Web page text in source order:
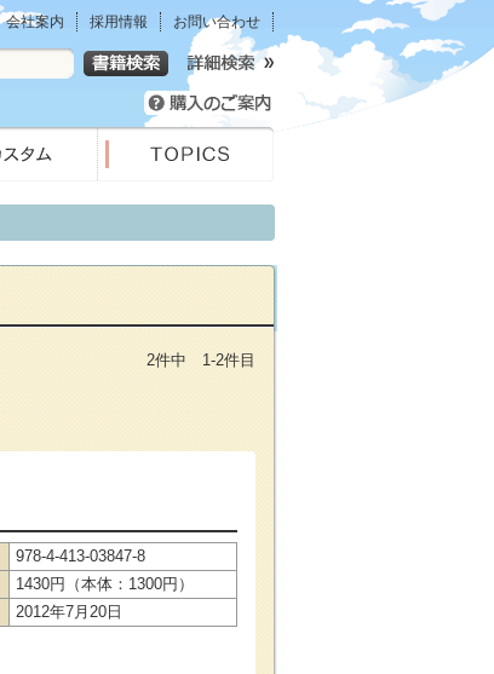
会社案内 採用情報 お問い合わせ
2件中 1-2件目
978-4-413-03847-8
1430円（本体：1300円）
2012年7月20日